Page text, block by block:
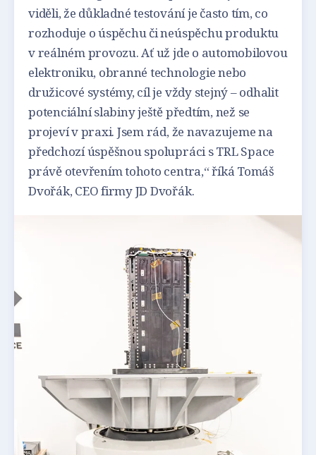
viděli, že důkladné testování je často tím, co
rozhoduje o úspěchu či neúspěchu produktu
v reálném provozu. Ať už jde o automobilovou
elektroniku, obranné technologie nebo
družicové systémy, cíl je vždy stejný – odhalit
potenciální slabiny ještě předtím, než se
projeví v praxi. Jsem rád, že navazujeme na
předchozí úspěšnou spolupráci s TRL Space
právě otevřením tohoto centra,“ říká Tomáš
Dvořák, CEO firmy JD Dvořák.